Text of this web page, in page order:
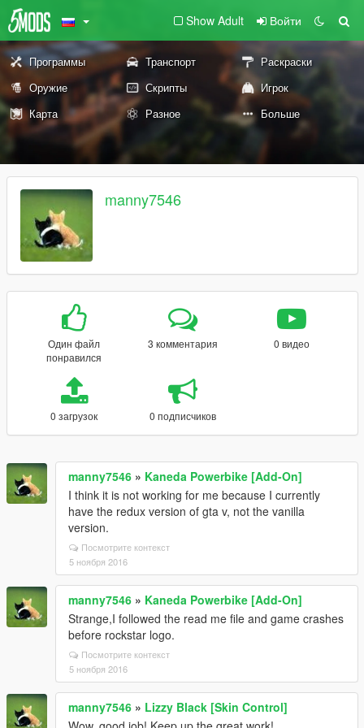
Show Adult Войти
Программы Транспорт
Раскраски
Оружие
Скрипты
Игрок
Карта
Разное Больше
manny7546
Один файл
понравился
3 комментария 0 видео
0 загрузок 0 подписчиков
manny7546 » Kaneda Powerbike [Add-On]
I think it is not working for me because I currently
have the redux version of gta v, not the vanilla
version.
Посмотрите контекст
5 ноября 2016
manny7546 » Kaneda Powerbike [Add-On]
Strange,I followed the read me file and game crashes
before rockstar logo.
Посмотрите контекст
5 ноября 2016
manny7546 » Lizzy Black [Skin Control]